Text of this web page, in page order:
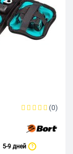
(0)
5-9 дней ?